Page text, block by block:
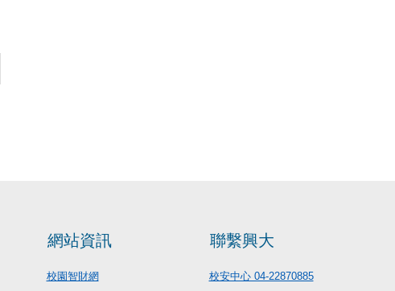
網站資訊
校園智財網
聯繫興大
校安中心 04-22870885